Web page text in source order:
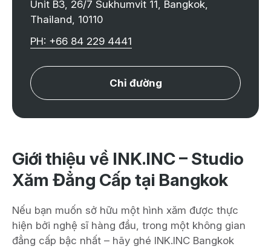
Unit B3, 26/7 Sukhumvit 11, Bangkok,
Thailand, 10110
PH: +66 84 229 4441
Chỉ đường
Giới thiệu về INK.INC – Studio
Xăm Đẳng Cấp tại Bangkok
Nếu bạn muốn sở hữu một hình xăm được thực
hiện bởi nghệ sĩ hàng đầu, trong một không gian
đẳng cấp bậc nhất – hãy ghé INK.INC Bangkok